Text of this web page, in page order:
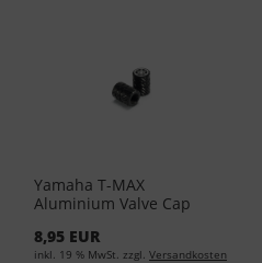
Yamaha T-MAX
Aluminium Valve Cap
8,95 EUR
inkl. 19 % MwSt. zzgl. Versandkosten